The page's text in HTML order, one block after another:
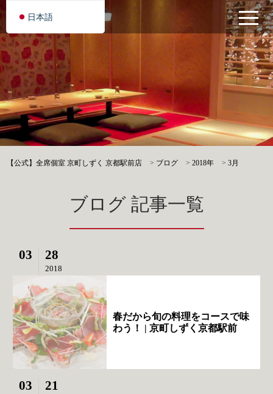
【公式】全席個室 京町しずく 京都駅前店 > ブログ >2018年 >3月
ブログ 記事一覧
03 28
2018
春だから旬の料理をコースで味
わう！ | 京町しずく京都駅前
03 21
日本語